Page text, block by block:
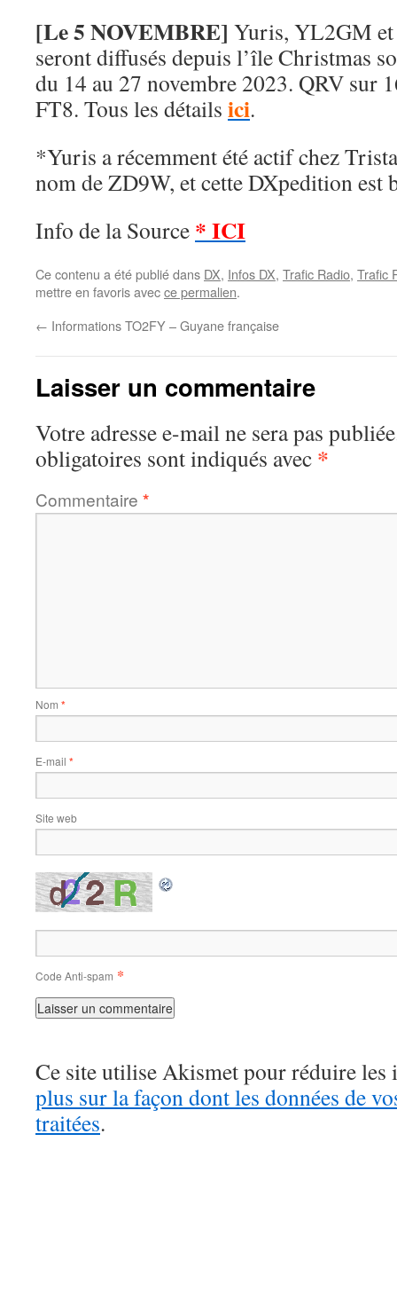
[Le 5 NOVEMBRE] Yuris, YL2GM
seront diffusés depuis l’île Christmas
du 14 au 27 novembre 2023. QRV sur
FT8. Tous les détails ici.
*Yuris a récemment été actif chez
nom de ZD9W, et cette DXpedition est
Info de la Source * ICI
Ce contenu a été publié dans DX, Infos DX, Trafic Radio, Trafic
mettre en favoris avecce permalien.
← Informations TO2FY – Guyane française
Laisser un commentaire
Votre adresse e-mail ne sera pas
obligatoires sont indiqués avec *
Commentaire *
Nom *
E-mail *
Site web
Code Anti-spam *
Ce site utilise Akismet pour réduire les
plus sur la façon dont les données de
traitées.